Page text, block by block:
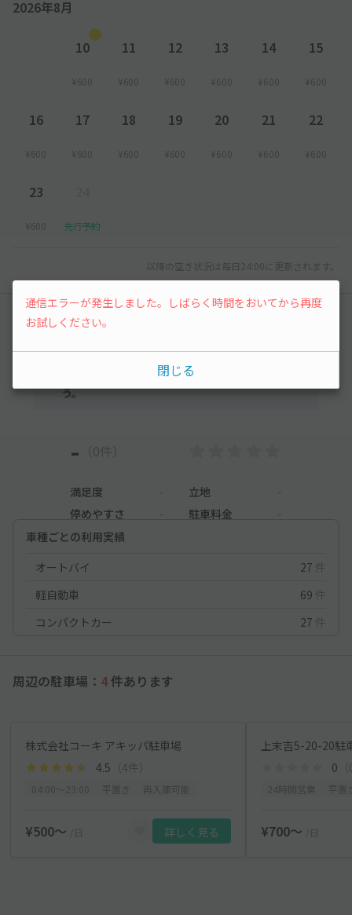
2026年8月
10
¥600
11
¥600
12
¥600
13
¥600
14
¥600
15
¥600
16
¥600
17
¥600
18
¥600
19
¥600
20
¥600
21
¥600
22
¥600
23
¥600 先行予約
以降の空き状況は毎日24:00に更新されます。
レビュー
ために、利用後にレビューを投稿してみましょ
う。
- （0件）
満足度 立地
停めやすさ
駐車料金
車種ごとの利用実績
オートバイ
27 件
軽自動車
69 件
コンパクトカー
27 件
周辺の駐車場： 4 件あります
株式会社コーキ アキッパ駐車場
4.5 （4件）
¥500〜 /日 詳しく見る
上末吉5-20-20駐
0
¥700〜 /日
通信エラーが発生しました。しばらく時間をおいてから再度
お試しください。
閉じる